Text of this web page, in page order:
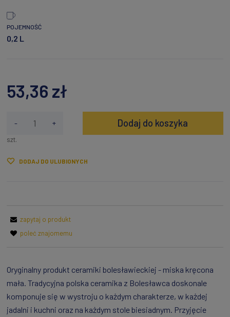
POJEMNOŚĆ
0,2 L
53,36 zł
- +
szt.
Dodaj do koszyka
DODAJ DO ULUBIONYCH
zapytaj o produkt
poleć znajomemu
Oryginalny produkt ceramiki bolesławieckiej - miska kręcona
mała. Tradycyjna polska ceramika z Bolesławca doskonale
komponuje się w wystroju o każdym charakterze, w każdej
jadalni i kuchni oraz na każdym stole biesiadnym. Przyjęcie